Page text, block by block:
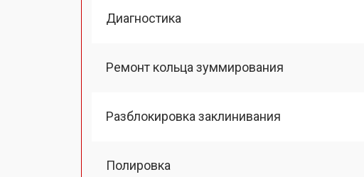
Диагностика
Ремонт кольца зуммирования
Разблокировка заклинивания
Полировка